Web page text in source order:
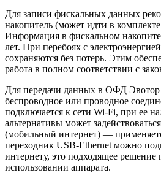
Для записи фискальных данных
накопитель (может идти в
Информация в фискальном
лет. При перебоях с
сохраняются без потерь. Этим
работа в полном соответствии с
Для передачи данных в ОФД Эвотор
беспроводное или проводное
подключается к сети Wi-Fi, при ее
альтернативы может
(мобильный интернет) —
переходник USB-Ethernet можно
интернету, это подходящее
использовании аппарата.